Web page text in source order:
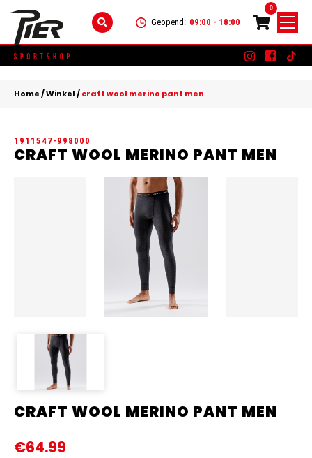
Geopend: 09:00 - 18:00
0
Skip
to
SCHOENEN
KLEDING
KINDEREN
Home/Winkel/craft wool merino pant men
1911547-998000
CRAFT WOOL MERINO PANT MEN
CRAFT WOOL MERINO PANT MEN
€64.99